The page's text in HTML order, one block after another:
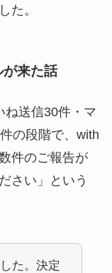
た。
来た話
ね送信30件・マ
の段階で、with
件のご報告が
さい」という
た。決定